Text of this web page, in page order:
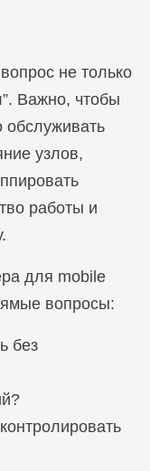
не только
Важно, чтобы
узлов,
работы и
для mobile
вопросы:
без